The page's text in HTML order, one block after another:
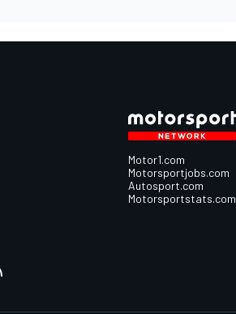
Motor1.com
Motorsportjobs.com
Autosport.com
Motorsportstats.com